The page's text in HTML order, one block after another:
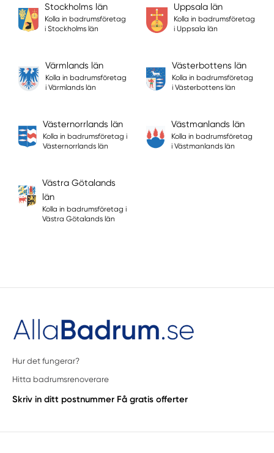
Stockholms län
Kolla in badrumsföretag
i Stockholms län
Uppsala län
Kolla in badrumsföretag
i Uppsala län
Värmlands län
Kolla in badrumsföretag
i Värmlands län
Västerbottens län
Kolla in badrumsföretag
i Västerbottens län
Västernorrlands län
Kolla in badrumsföretag i
Västernorrlands län
Västmanlands län
Kolla in badrumsföretag
i Västmanlands län
Västra Götalands
län
Kolla in badrumsföretag i
Västra Götalands län
Hur det fungerar?
Hitta badrumsrenoverare
Skriv in ditt postnummer Få gratis offerter